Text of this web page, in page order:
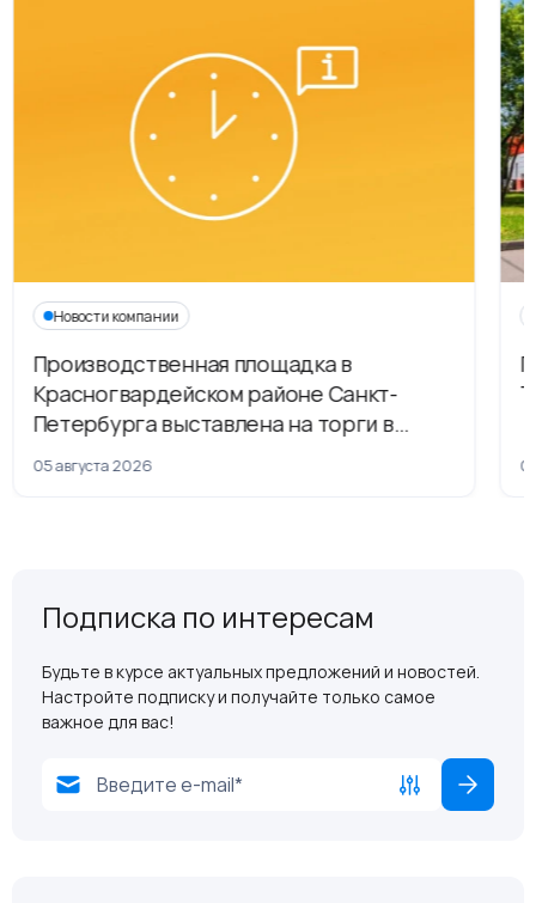
Новости компании
Производственная площадка в
Красногвардейском районе Санкт-
Петербурга выставлена на торги в
рамках приватизации
05 августа 2026
Подписка по интересам
Будьте в курсе актуальных предложений и новостей.
Настройте подписку и получайте только самое
важное для вас!